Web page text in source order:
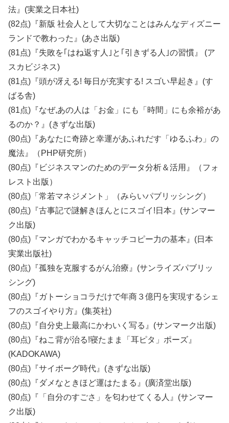
法』(実業之日本社)
(82点)『新版 社会人として大切なことはみんなディズニー
ランドで教わった』(あさ出版)
(81点)『失敗を｢はね返す人｣と｢引きずる人｣の習慣』 (ア
スカビジネス)
(81点)『頭が冴える! 毎日が充実する! スゴい早起き』(す
ばる舎)
(81点)『なぜ,あの人は「お金」にも「時間」にも余裕があ
るのか？』(きずな出版)
(80点)『あなたに奇跡と幸運があふれだす「ゆるふわ」の
魔法』（PHP研究所）
(80点)『ビジネスマンのためのデータ分析＆活用』（フォ
レスト出版）
(80点)「常若マネジメント」（みらいパブリッシング）
(80点)『古事記で謎解きほんとにスゴイ!日本』(サンマー
ク出版)
(80点)『マンガでわかるキャッチコピー力の基本』(日本
実業出版社)
(80点)『孤独を克服するがん治療』(サンライズパブリッ
シング)
(80点)『ガトーショコラだけで年商３億円を実現するシェ
フのスゴイやり方』(集英社)
(80点)『自分史上最高にかわいく写る』(サンマーク出版)
(80点)『ねこ背が治る!寝たまま「耳ピタ」ポーズ』
(KADOKAWA)
(80点)『サイボーグ時代』(きずな出版)
(80点)『ダメなときほど運はたまる』(廣済堂出版)
(80点)『「自分のすごさ」を匂わせてくる人』(サンマー
ク出版)